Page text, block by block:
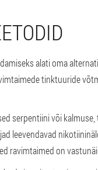
alati oma
tinktuuride
serpentiini või
leevendavad
ravimtaimed on